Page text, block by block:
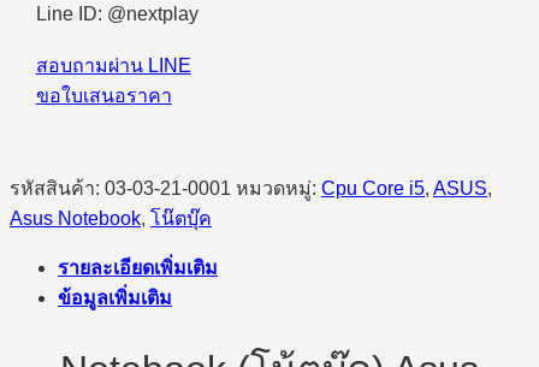
Line ID: @nextplay
สอบถามผ่าน LINE
ขอใบเสนอราคา
รหัสสินค้า: 03-03-21-0001 หมวดหมู่: Cpu Core i5, ASUS,
Asus Notebook, โน๊ตบุ๊ค
รายละเอียดเพิ่มเติม
ข้อมูลเพิ่มเติม